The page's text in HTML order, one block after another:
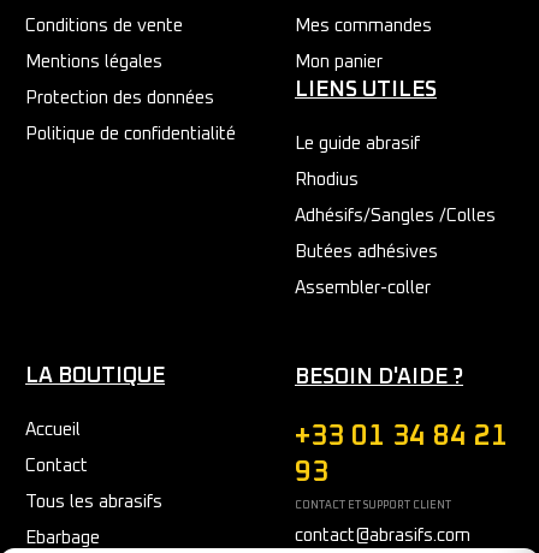
Conditions de vente
Mentions légales
Protection des données
Politique de confidentialité
Mes commandes
Mon panier
LIENS UTILES
Le guide abrasif
Rhodius
Adhésifs/Sangles /Colles
Butées adhésives
Assembler-coller
LA BOUTIQUE
Accueil
Contact
Tous les abrasifs
Ebarbage
BESOIN D'AIDE ?
+33 01 34 84 21
93
CONTACT ET SUPPORT CLIENT
contact@abrasifs.com